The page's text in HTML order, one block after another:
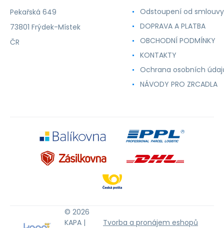
Pekařská 649
73801 Frýdek-Místek
ČR
Odstoupení od smlouvy
DOPRAVA A PLATBA
OBCHODNÍ PODMÍNKY
KONTAKTY
Ochrana osobních
NÁVODY PRO ZRCADLA
© 2026
KAPA |
Tvorba a pronájem eshopů